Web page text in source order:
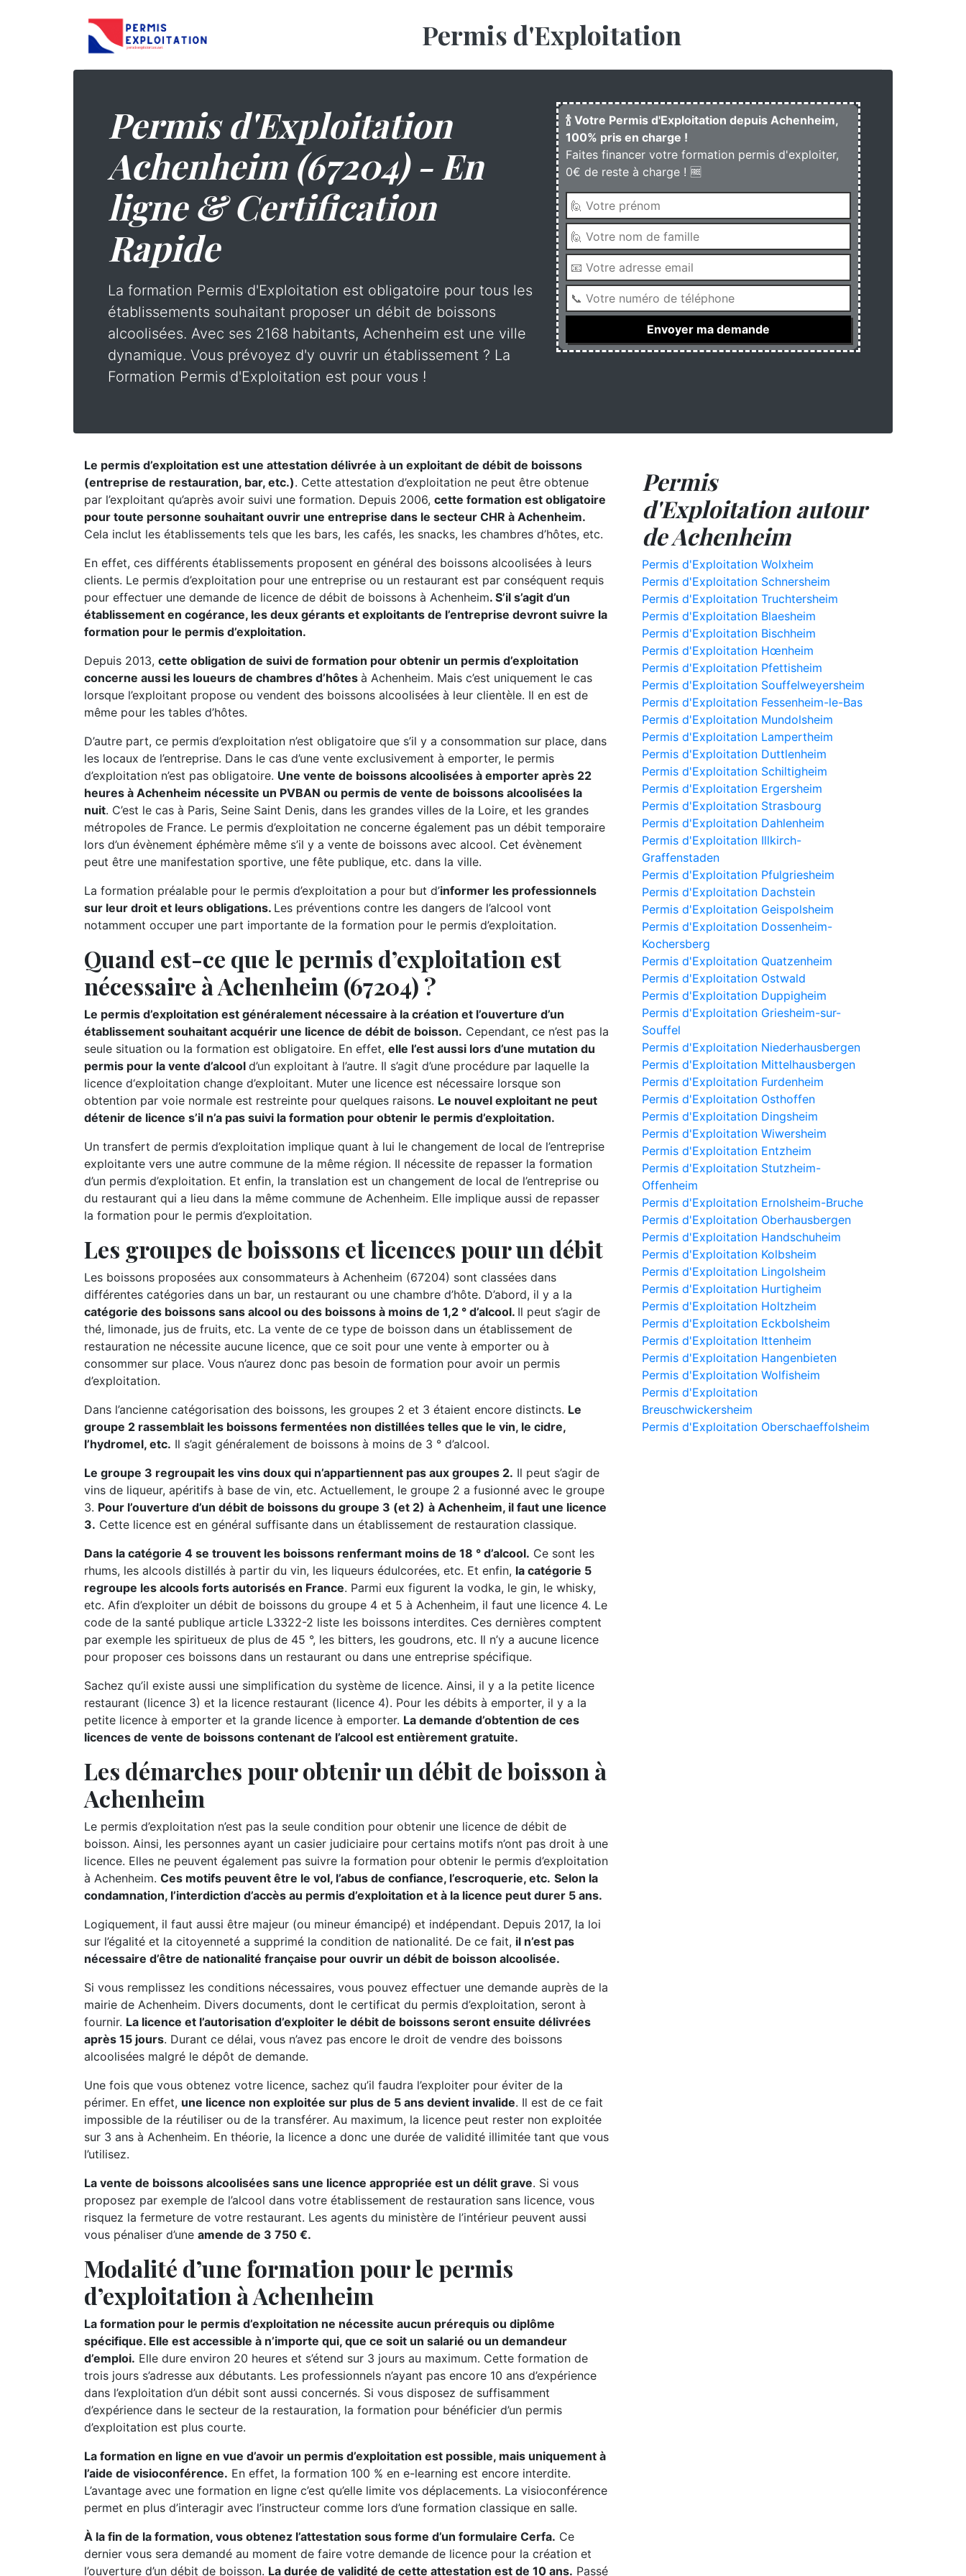
Permis d'Exploitation
Permis d'Exploitation
Achenheim (67204) - En
ligne & Certification
Rapide
La formation Permis d'Exploitation est obligatoire pour tous les
établissements souhaitant proposer un débit de boissons
alcoolisées. Avec ses 2168 habitants, Achenheim est une ville
dynamique. Vous prévoyez d'y ouvrir un établissement ? La
Formation Permis d'Exploitation est pour vous !
🍾 Votre Permis d'Exploitation depuis Achenheim,
100% pris en charge !
Faites financer votre formation permis d'exploiter,
0€ de reste à charge ! 🆓
Le permis d’exploitation est une attestation délivrée à un exploitant de débit de boissons
(entreprise de restauration, bar, etc.). Cette attestation d’exploitation ne peut être obtenue
par l’exploitant qu’après avoir suivi une formation. Depuis 2006, cette formation est obligatoire
pour toute personne souhaitant ouvrir une entreprise dans le secteur CHR à Achenheim.
Cela inclut les établissements tels que les bars, les cafés, les snacks, les chambres d’hôtes, etc.
En effet, ces différents établissements proposent en général des boissons alcoolisées à leurs
clients. Le permis d’exploitation pour une entreprise ou un restaurant est par conséquent requis
pour effectuer une demande de licence de débit de boissons à Achenheim. S’il s’agit d’un
établissement en cogérance, les deux gérants et exploitants de l’entreprise devront suivre la
formation pour le permis d’exploitation.
Depuis 2013, cette obligation de suivi de formation pour obtenir un permis d’exploitation
concerne aussi les loueurs de chambres d’hôtes à Achenheim. Mais c’est uniquement le cas
lorsque l’exploitant propose ou vendent des boissons alcoolisées à leur clientèle. Il en est de
même pour les tables d’hôtes.
D’autre part, ce permis d’exploitation n’est obligatoire que s’il y a consommation sur place, dans
les locaux de l’entreprise. Dans le cas d’une vente exclusivement à emporter, le permis
d’exploitation n’est pas obligatoire. Une vente de boissons alcoolisées à emporter après 22
heures à Achenheim nécessite un PVBAN ou permis de vente de boissons alcoolisées la
nuit. C’est le cas à Paris, Seine Saint Denis, dans les grandes villes de la Loire, et les grandes
métropoles de France. Le permis d’exploitation ne concerne également pas un débit temporaire
lors d’un évènement éphémère même s’il y a vente de boissons avec alcool. Cet évènement
peut être une manifestation sportive, une fête publique, etc. dans la ville.
La formation préalable pour le permis d’exploitation a pour but d’informer les professionnels
sur leur droit et leurs obligations. Les préventions contre les dangers de l’alcool vont
notamment occuper une part importante de la formation pour le permis d’exploitation.
Quand est-ce que le permis d’exploitation est
nécessaire à Achenheim (67204) ?
Le permis d’exploitation est généralement nécessaire à la création et l’ouverture d’un
établissement souhaitant acquérir une licence de débit de boisson. Cependant, ce n’est pas la
seule situation ou la formation est obligatoire. En effet, elle l’est aussi lors d’une mutation du
permis pour la vente d’alcool d’un exploitant à l’autre. Il s’agit d’une procédure par laquelle la
licence d‘exploitation change d’exploitant. Muter une licence est nécessaire lorsque son
obtention par voie normale est restreinte pour quelques raisons. Le nouvel exploitant ne peut
détenir de licence s’il n’a pas suivi la formation pour obtenir le permis d’exploitation.
Un transfert de permis d’exploitation implique quant à lui le changement de local de l’entreprise
exploitante vers une autre commune de la même région. Il nécessite de repasser la formation
d’un permis d’exploitation. Et enfin, la translation est un changement de local de l’entreprise ou
du restaurant qui a lieu dans la même commune de Achenheim. Elle implique aussi de repasser
la formation pour le permis d’exploitation.
Les groupes de boissons et licences pour un débit
Les boissons proposées aux consommateurs à Achenheim (67204) sont classées dans
différentes catégories dans un bar, un restaurant ou une chambre d’hôte. D’abord, il y a la
catégorie des boissons sans alcool ou des boissons à moins de 1,2 ° d’alcool. Il peut s’agir de
thé, limonade, jus de fruits, etc. La vente de ce type de boisson dans un établissement de
restauration ne nécessite aucune licence, que ce soit pour une vente à emporter ou à
consommer sur place. Vous n’aurez donc pas besoin de formation pour avoir un permis
d’exploitation.
Dans l’ancienne catégorisation des boissons, les groupes 2 et 3 étaient encore distincts. Le
groupe 2 rassemblait les boissons fermentées non distillées telles que le vin, le cidre,
l’hydromel, etc. Il s’agit généralement de boissons à moins de 3 ° d’alcool.
Le groupe 3 regroupait les vins doux qui n’appartiennent pas aux groupes 2. Il peut s’agir de
vins de liqueur, apéritifs à base de vin, etc. Actuellement, le groupe 2 a fusionné avec le groupe
3. Pour l’ouverture d’un débit de boissons du groupe 3 (et 2) à Achenheim, il faut une licence
3. Cette licence est en général suffisante dans un établissement de restauration classique.
Dans la catégorie 4 se trouvent les boissons renfermant moins de 18 ° d’alcool. Ce sont les
rhums, les alcools distillés à partir du vin, les liqueurs édulcorées, etc. Et enfin, la catégorie 5
regroupe les alcools forts autorisés en France. Parmi eux figurent la vodka, le gin, le whisky,
etc. Afin d’exploiter un débit de boissons du groupe 4 et 5 à Achenheim, il faut une licence 4. Le
code de la santé publique article L3322-2 liste les boissons interdites. Ces dernières comptent
par exemple les spiritueux de plus de 45 °, les bitters, les goudrons, etc. Il n’y a aucune licence
pour proposer ces boissons dans un restaurant ou dans une entreprise spécifique.
Sachez qu’il existe aussi une simplification du système de licence. Ainsi, il y a la petite licence
restaurant (licence 3) et la licence restaurant (licence 4). Pour les débits à emporter, il y a la
petite licence à emporter et la grande licence à emporter. La demande d’obtention de ces
licences de vente de boissons contenant de l’alcool est entièrement gratuite.
Les démarches pour obtenir un débit de boisson à
Achenheim
Le permis d’exploitation n’est pas la seule condition pour obtenir une licence de débit de
boisson. Ainsi, les personnes ayant un casier judiciaire pour certains motifs n’ont pas droit à une
licence. Elles ne peuvent également pas suivre la formation pour obtenir le permis d’exploitation
à Achenheim. Ces motifs peuvent être le vol, l’abus de confiance, l’escroquerie, etc. Selon la
condamnation, l’interdiction d’accès au permis d’exploitation et à la licence peut durer 5 ans.
Logiquement, il faut aussi être majeur (ou mineur émancipé) et indépendant. Depuis 2017, la loi
sur l’égalité et la citoyenneté a supprimé la condition de nationalité. De ce fait, il n’est pas
nécessaire d’être de nationalité française pour ouvrir un débit de boisson alcoolisée.
Si vous remplissez les conditions nécessaires, vous pouvez effectuer une demande auprès de la
mairie de Achenheim. Divers documents, dont le certificat du permis d’exploitation, seront à
fournir. La licence et l’autorisation d’exploiter le débit de boissons seront ensuite délivrées
après 15 jours. Durant ce délai, vous n’avez pas encore le droit de vendre des boissons
alcoolisées malgré le dépôt de demande.
Une fois que vous obtenez votre licence, sachez qu’il faudra l’exploiter pour éviter de la
périmer. En effet, une licence non exploitée sur plus de 5 ans devient invalide. Il est de ce fait
impossible de la réutiliser ou de la transférer. Au maximum, la licence peut rester non exploitée
sur 3 ans à Achenheim. En théorie, la licence a donc une durée de validité illimitée tant que vous
l’utilisez.
La vente de boissons alcoolisées sans une licence appropriée est un délit grave. Si vous
proposez par exemple de l’alcool dans votre établissement de restauration sans licence, vous
risquez la fermeture de votre restaurant. Les agents du ministère de l’intérieur peuvent aussi
vous pénaliser d’une amende de 3 750 €.
Modalité d’une formation pour le permis
d’exploitation à Achenheim
La formation pour le permis d’exploitation ne nécessite aucun prérequis ou diplôme
spécifique. Elle est accessible à n’importe qui, que ce soit un salarié ou un demandeur
d’emploi. Elle dure environ 20 heures et s’étend sur 3 jours au maximum. Cette formation de
trois jours s’adresse aux débutants. Les professionnels n’ayant pas encore 10 ans d’expérience
dans l’exploitation d’un débit sont aussi concernés. Si vous disposez de suffisamment
d’expérience dans le secteur de la restauration, la formation pour bénéficier d’un permis
d’exploitation est plus courte.
La formation en ligne en vue d’avoir un permis d’exploitation est possible, mais uniquement à
l’aide de visioconférence. En effet, la formation 100 % en e-learning est encore interdite.
L’avantage avec une formation en ligne c’est qu’elle limite vos déplacements. La visioconférence
permet en plus d’interagir avec l’instructeur comme lors d’une formation classique en salle.
À la fin de la formation, vous obtenez l’attestation sous forme d’un formulaire Cerfa. Ce
dernier vous sera demandé au moment de faire votre demande de licence pour la création et
l’ouverture d’un débit de boisson. La durée de validité de cette attestation est de 10 ans. Passé
Permis
d'Exploitation autour
de Achenheim
Permis d'Exploitation Wolxheim
Permis d'Exploitation Schnersheim
Permis d'Exploitation Truchtersheim
Permis d'Exploitation Blaesheim
Permis d'Exploitation Bischheim
Permis d'Exploitation Hœnheim
Permis d'Exploitation Pfettisheim
Permis d'Exploitation Souffelweyersheim
Permis d'Exploitation Fessenheim-le-Bas
Permis d'Exploitation Mundolsheim
Permis d'Exploitation Lampertheim
Permis d'Exploitation Duttlenheim
Permis d'Exploitation Schiltigheim
Permis d'Exploitation Ergersheim
Permis d'Exploitation Strasbourg
Permis d'Exploitation Dahlenheim
Permis d'Exploitation Illkirch-
Graffenstaden
Permis d'Exploitation Pfulgriesheim
Permis d'Exploitation Dachstein
Permis d'Exploitation Geispolsheim
Permis d'Exploitation Dossenheim-
Kochersberg
Permis d'Exploitation Quatzenheim
Permis d'Exploitation Ostwald
Permis d'Exploitation Duppigheim
Permis d'Exploitation Griesheim-sur-
Souffel
Permis d'Exploitation Niederhausbergen
Permis d'Exploitation Mittelhausbergen
Permis d'Exploitation Furdenheim
Permis d'Exploitation Osthoffen
Permis d'Exploitation Dingsheim
Permis d'Exploitation Wiwersheim
Permis d'Exploitation Entzheim
Permis d'Exploitation Stutzheim-
Offenheim
Permis d'Exploitation Ernolsheim-Bruche
Permis d'Exploitation Oberhausbergen
Permis d'Exploitation Handschuheim
Permis d'Exploitation Kolbsheim
Permis d'Exploitation Lingolsheim
Permis d'Exploitation Hurtigheim
Permis d'Exploitation Holtzheim
Permis d'Exploitation Eckbolsheim
Permis d'Exploitation Ittenheim
Permis d'Exploitation Hangenbieten
Permis d'Exploitation Wolfisheim
Permis d'Exploitation
Breuschwickersheim
Permis d'Exploitation Oberschaeffolsheim